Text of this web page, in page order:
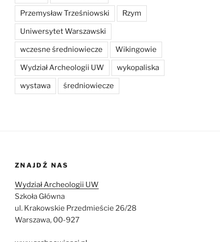
Przemysław Trześniowski Rzym
Uniwersytet Warszawski
wczesne średniowiecze Wikingowie
Wydział Archeologii UW wykopaliska
wystawa średniowiecze
ZNAJDŹ NAS
Wydział Archeologii UW
Szkoła Główna
ul. Krakowskie Przedmieście 26/28
Warszawa, 00-927